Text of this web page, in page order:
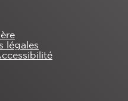
légales